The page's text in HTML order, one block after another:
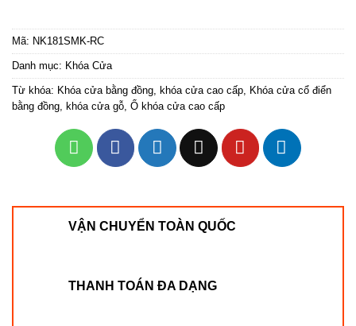
Mã: NK181SMK-RC
Danh mục: Khóa Cửa
Từ khóa: Khóa cửa bằng đồng, khóa cửa cao cấp, Khóa cửa cổ điển
bằng đồng, khóa cửa gỗ, Ổ khóa cửa cao cấp
VẬN CHUYỂN TOÀN QUỐC
THANH TOÁN ĐA DẠNG